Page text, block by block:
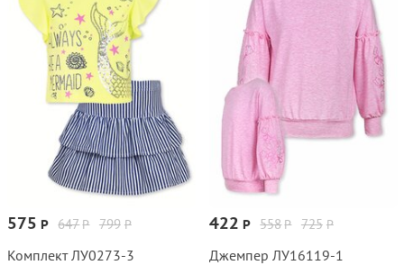
799 Р
647Р
575 Р
Комплект ЛУ0273‑3
725 Р
558Р
422 Р
Джемпер ЛУ16119‑1